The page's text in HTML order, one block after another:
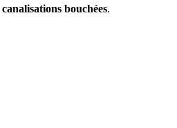
canalisations bouchées.